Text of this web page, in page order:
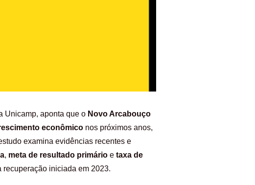
Unicamp, aponta que o Novo Arcabouço
econômico nos próximos anos,
examina evidências recentes e
, meta de resultado primário etaxa de
recuperação iniciada em 2023.